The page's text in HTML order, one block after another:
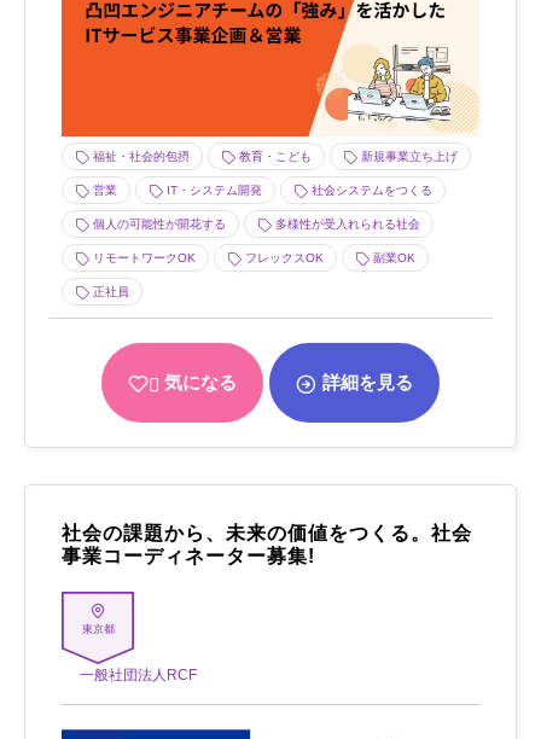
福祉・社会的包摂 教育・こども 新規事業立ち上げ
営業 IT・システム開発 社会システムをつくる
個人の可能性が開花する 多様性が受入れられる社会
リモートワークOK フレックスOK 副業OK
正社員
気になる 詳細を見る
社会の課題から、未来の価値をつくる。社会
事業コーディネーター募集!
東京都
一般社団法人RCF